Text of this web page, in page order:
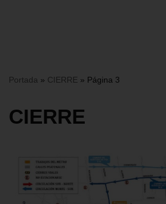
Portada » CIERRE » Página 3
CIERRE